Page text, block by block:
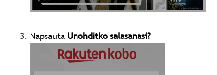
Napsauta Unohditko salasanasi?